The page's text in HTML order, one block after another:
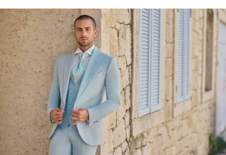
Collection 2027
VOIR LE LOOKBOOK